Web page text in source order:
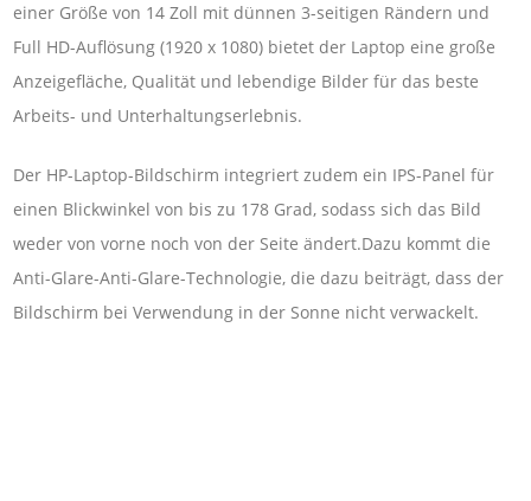
einer Größe von 14 Zoll mit dünnen 3-seitigen Rändern und
Full HD-Auflösung (1920 x 1080) bietet der Laptop eine große
Anzeigefläche, Qualität und lebendige Bilder für das beste
Arbeits- und Unterhaltungserlebnis.
Der HP-Laptop-Bildschirm integriert zudem ein IPS-Panel für
einen Blickwinkel von bis zu 178 Grad, sodass sich das Bild
weder von vorne noch von der Seite ändert.Dazu kommt die
Anti-Glare-Anti-Glare-Technologie, die dazu beiträgt, dass der
Bildschirm bei Verwendung in der Sonne nicht verwackelt.